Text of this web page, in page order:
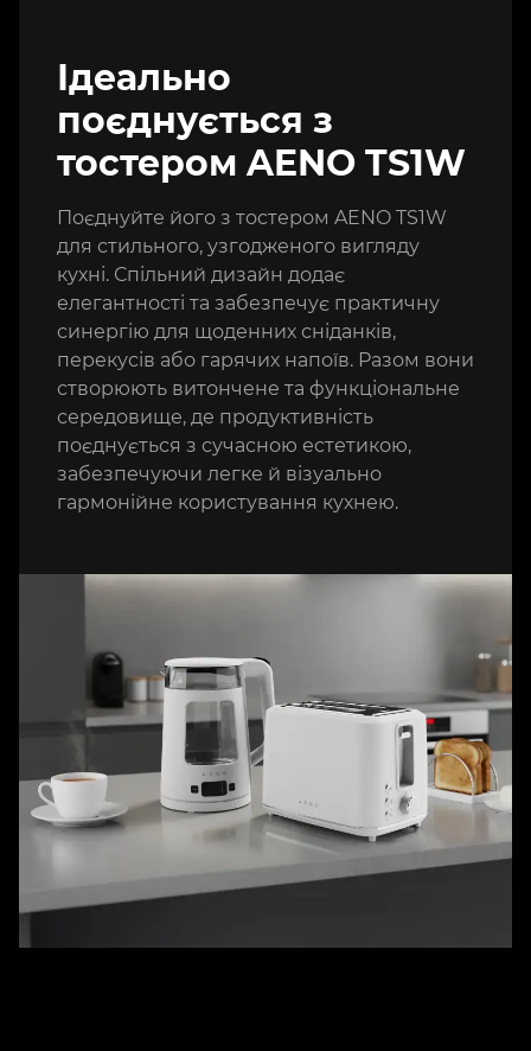
Ідеально
поєднується з
тостером AENO TS1W
Поєднуйте його з тостером AENO TS1W
для стильного, узгодженого вигляду
кухні. Спільний дизайн додає
елегантності та забезпечує практичну
синергію для щоденних сніданків,
перекусів або гарячих напоїв. Разом вони
створюють витончене та функціональне
середовище, де продуктивність
поєднується з сучасною естетикою,
забезпечуючи легке й візуально
гармонійне користування кухнею.